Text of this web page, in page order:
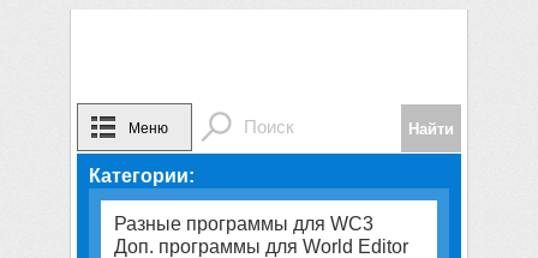
Меню
Категории:
Разные программы для WC3
Доп. программы для World Editor